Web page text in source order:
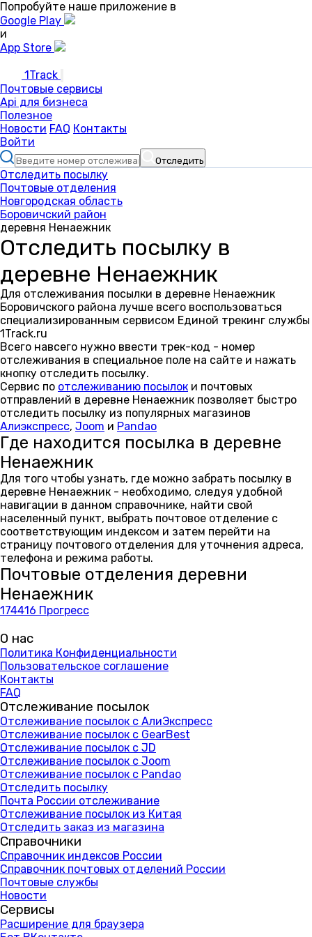
Попробуйте наше приложение в
Google Play
и
App Store
1Track
Почтовые сервисы
Api для бизнеса
Полезное
Новости FAQ Контакты
Войти
Отследить
Отследить посылку
Почтовые отделения
Новгородская область
Боровичский район
деревня Ненаежник
Отследить посылку в
деревне Ненаежник
Для отслеживания посылки в деревне Ненаежник
Боровичского района лучше всего воспользоваться
специализированным сервисом Единой трекинг службы
1Track.ru
Всего навсего нужно ввести трек-код - номер
отслеживания в специальное поле на сайте и нажать
кнопку отследить посылку.
Сервис по отслеживанию посылок и почтовых
отправлений в деревне Ненаежник позволяет быстро
отследить посылку из популярных магазинов
Алиэкспресс, Joom и Pandao
Где находится посылка в деревне
Ненаежник
Для того чтобы узнать, где можно забрать посылку в
деревне Ненаежник - необходимо, следуя удобной
навигации в данном справочнике, найти свой
населенный пункт, выбрать почтовое отделение с
соответствующим индексом и затем перейти на
страницу почтового отделения для уточнения адреса,
телефона и режима работы.
Почтовые отделения деревни
Ненаежник
174416 Прогресс
О нас
Политика Конфиденциальности
Пользовательское соглашение
Контакты
FAQ
Отслеживание посылок
Отслеживание посылок с АлиЭкспресс
Отслеживание посылок с GearBest
Отслеживание посылок с JD
Отслеживание посылок с Joom
Отслеживание посылок с Pandao
Отследить посылку
Почта России отслеживание
Отслеживание посылок из Китая
Отследить заказ из магазина
Справочники
Справочник индексов России
Справочник почтовых отделений России
Почтовые службы
Новости
Сервисы
Расширение для браузера